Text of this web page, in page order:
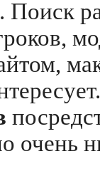
Поиск
очень